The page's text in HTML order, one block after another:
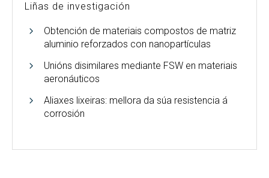
Liñas de investigación
Obtención de materiais compostos de matriz
aluminio reforzados con nanopartículas
Unións disimilares mediante FSW en materiais
aeronáuticos
Aliaxes lixeiras: mellora da súa resistencia á
corrosión